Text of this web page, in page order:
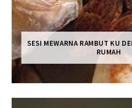
SESI MEWARNA RAMBUT KU
RUMAH